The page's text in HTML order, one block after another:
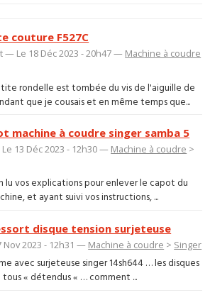
couture F527C
— Le 18 Déc 2023 - 20h47 — Machine à coudre
rondelle est tombée du vis de l'aiguille de
que je cousais et en même temps que...
machine à coudre singer samba 5
13 Déc 2023 - 12h30 — Machine à coudre >
lu vos explications pour enlever le capot du
et ayant suivi vos instructions, ...
disque tension surjeteuse
Nov 2023 - 12h31 — Machine à coudre > Singer
avec surjeteuse singer 14sh644 … les disques
« détendus « … comment ...